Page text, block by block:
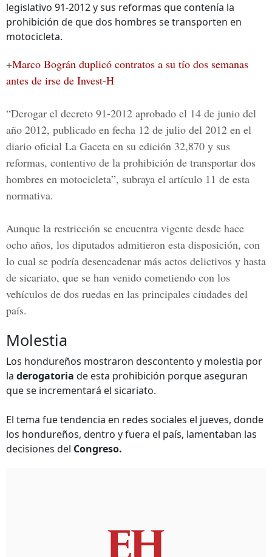
legislativo 91-2012 y sus reformas que contenía la
prohibición de que dos hombres se transporten en
motocicleta.
+Marco Bográn duplicó contratos a su tío dos semanas
antes de irse de Invest-H
“Derogar el decreto 91-2012 aprobado el 14 de junio del
año 2012, publicado en fecha 12 de julio del 2012 en el
diario oficial La Gaceta en su edición 32,870 y sus
reformas, contentivo de la prohibición de transportar dos
hombres en motocicleta”, subraya el artículo 11 de esta
normativa.
Aunque la restricción se encuentra vigente desde hace
ocho años, los diputados admitieron esta disposición, con
lo cual se podría desencadenar más actos delictivos y hasta
de sicariato, que se han venido cometiendo con los
vehículos de dos ruedas en las principales ciudades del
país.
Molestia
Los hondureños mostraron descontento y molestia por
la derogatoria de esta prohibición porque aseguran
que se incrementará el sicariato.
El tema fue tendencia en redes sociales el jueves, donde
los hondureños, dentro y fuera el país, lamentaban las
decisiones del Congreso.